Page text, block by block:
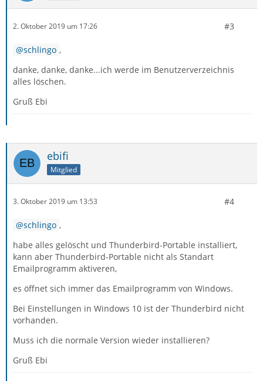
2. Oktober 2019 um 17:26 #3
schlingo ,
danke, danke, danke...ich werde im Benutzerverzeichnis
alles löschen.
Gruß Ebi
ebifi
Mitglied
3. Oktober 2019 um 13:53 #4
schlingo ,
habe alles gelöscht und Thunderbird-Portable installiert,
kann aber Thunderbird-Portable nicht als Standart
Emailprogramm aktiveren,
es öffnet sich immer das Emailprogramm von Windows.
Bei Einstellungen in Windows 10 ist der Thunderbird nicht
vorhanden.
Muss ich die normale Version wieder installieren?
Gruß Ebi